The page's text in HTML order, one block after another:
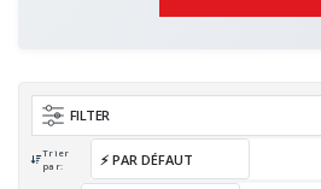
FILTER
Trier
par: